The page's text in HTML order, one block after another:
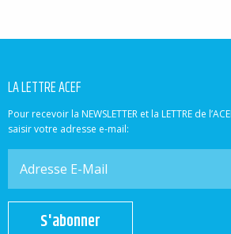
LA LETTRE ACEF
Pour recevoir la NEWSLETTER et la LETTRE de
saisir votre adresse e-mail:
S'abonner